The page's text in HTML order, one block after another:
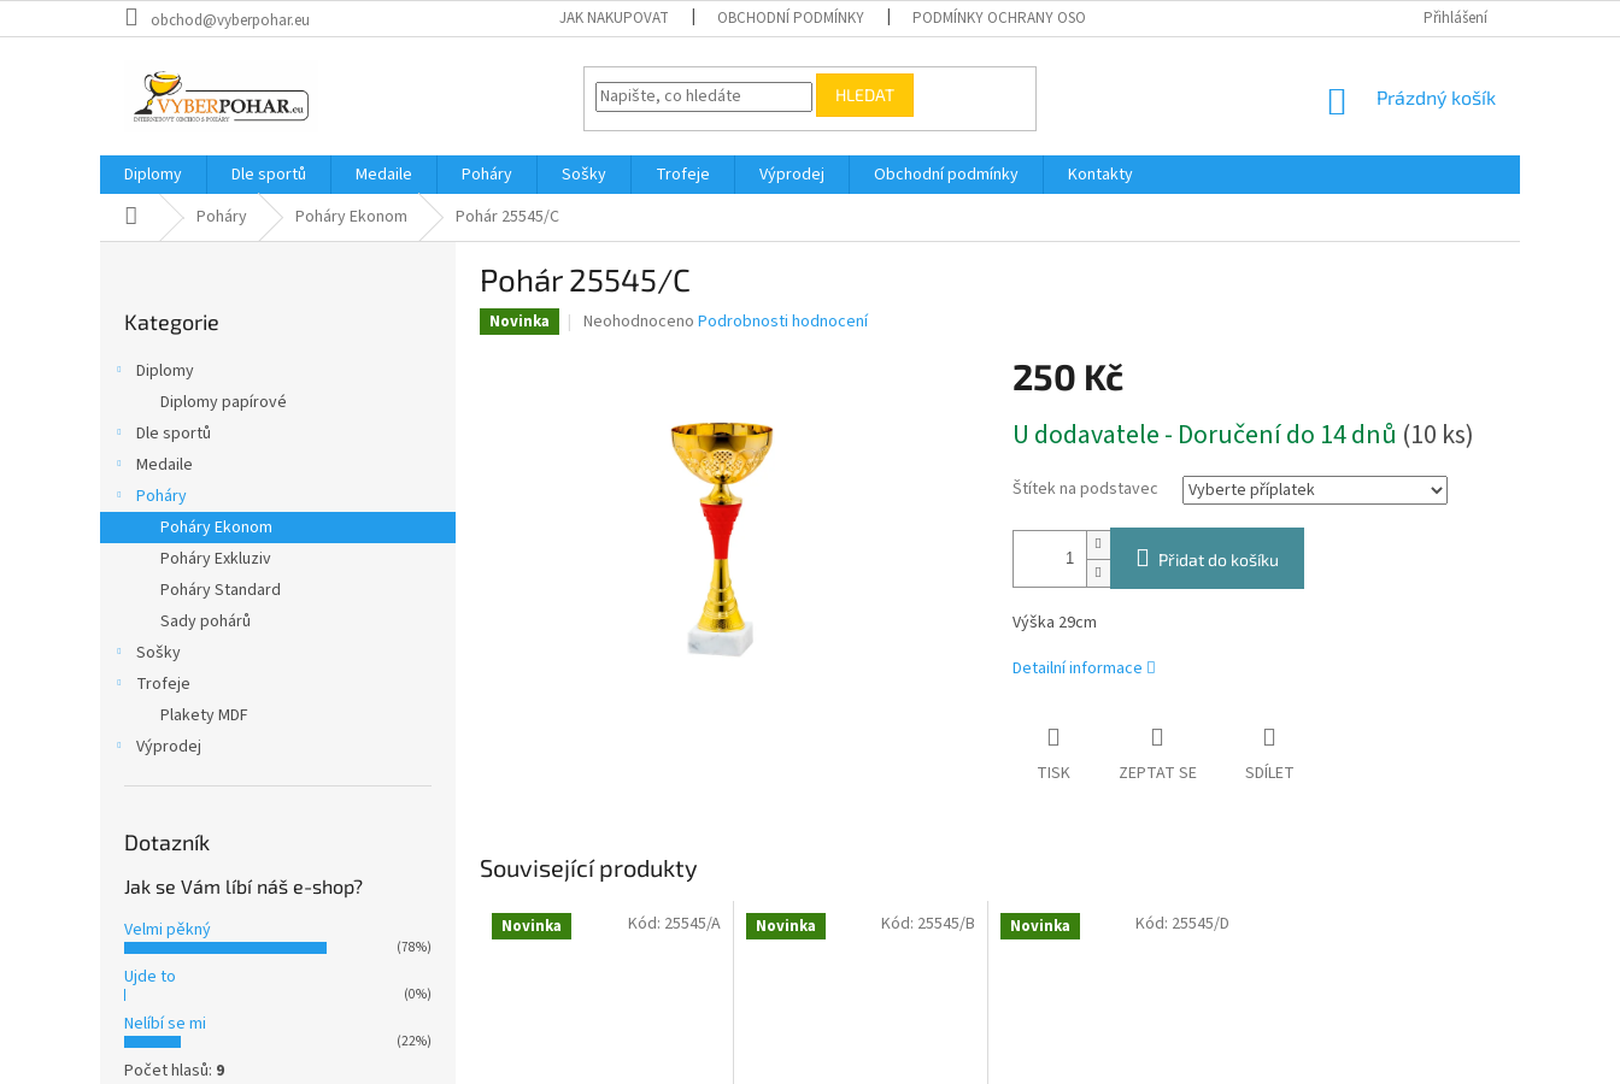
na
obchod@vyberpohar.eu JAK NAKUPOVAT OBCHODNÍ PODMÍNKY PODMÍNKY OCHRANY OSOBNÍCH ÚDAJŮ Přihlášení
HLEDAT
NÁKUPNÍ
Prázdný košík
Diplomy Dle sportů Medaile Poháry Sošky Trofeje Výprodej Obchodní podmínky
Kontakty
Domů Poháry Poháry Ekonom Pohár 25545/C
a
n
kategorie
Kategorie
Diplomy
Diplomy papírové
Dle sportů
Medaile
Poháry
Poháry Ekonom
Poháry Exkluziv
Poháry Standard
Sady pohárů
Sošky
Trofeje
Plakety MDF
Výprodej
Dotazník
Jak se Vám líbí náš e-shop?
Velmi pěkný
(78%)
Ujde to
(0%)
Nelíbí se mi
(22%)
Počet hlasů: 9
Pohár 25545/C
Novinka
Průměrné
Neohodnoceno Podrobnosti hodnocení
250 Kč
cena:
U dodavatele - Doručení do 14 dnů (10 ks)
Štítek na podstavec
Přidat do košíku
Výška 29cm
Detailní informace
TISK ZEPTAT SE SDÍLET
Související produkty
Novinka Kód: 25545/A Novinka Kód: 25545/B Novinka Kód: 25545/D